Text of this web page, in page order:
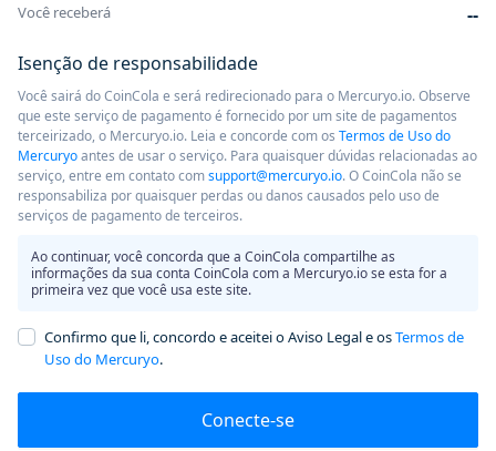
Você receberá
--
Isenção de responsabilidade
Você sairá do CoinCola e será redirecionado para o Mercuryo.io. Observe
que este serviço de pagamento é fornecido por um site de pagamentos
terceirizado, o Mercuryo.io. Leia e concorde com os Termos de Uso do
Mercuryoantes de usar o serviço. Para quaisquer dúvidas relacionadas ao
serviço, entre em contato comsupport@mercuryo.io. O CoinCola não se
responsabiliza por quaisquer perdas ou danos causados ​​pelo uso de
serviços de pagamento de terceiros.
Ao continuar, você concorda que a CoinCola compartilhe as
informações da sua conta CoinCola com a Mercuryo.io se esta for a
primeira vez que você usa este site.
Confirmo que li, concordo e aceitei o Aviso Legal e osTermos de
Uso do Mercuryo.
Conecte-se